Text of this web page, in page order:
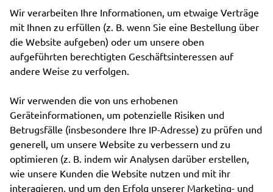
Wir verarbeiten Ihre Informationen, um etwaige Verträge
mit Ihnen zu erfüllen (z. B. wenn Sie eine Bestellung über
die Website aufgeben) oder um unsere oben
aufgeführten berechtigten Geschäftsinteressen auf
andere Weise zu verfolgen.
Wir verwenden die von uns erhobenen
Geräteinformationen, um potenzielle Risiken und
Betrugsfälle (insbesondere Ihre IP-Adresse) zu prüfen und
generell, um unsere Website zu verbessern und zu
optimieren (z. B. indem wir Analysen darüber erstellen,
wie unsere Kunden die Website nutzen und mit ihr
interagieren, und um den Erfolg unserer Marketing- und